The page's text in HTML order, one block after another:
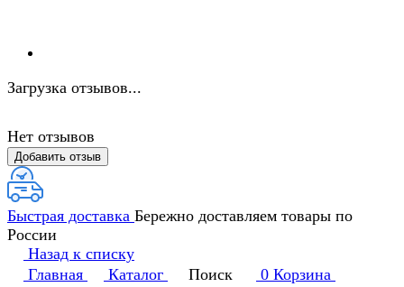
Загрузка отзывов...
Нет отзывов
Добавить отзыв
Быстрая доставка Бережно доставляем товары по
России
Назад к списку
Главная
Каталог Поиск 0 Корзина